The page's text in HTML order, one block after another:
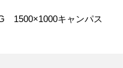
1500×1000キャンパス